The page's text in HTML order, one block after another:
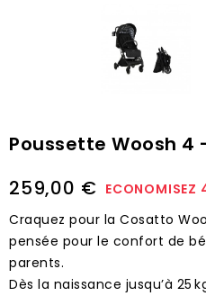
Poussette Woosh 4
259,00 €
Craquez pour la Cosatto
pensée pour le confort de
parents.
Dès la naissance jusqu’à 25